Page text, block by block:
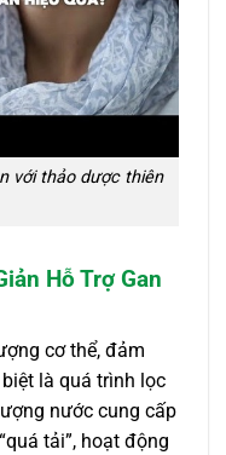
với thảo dược thiên
Hỗ Trợ Gan
cơ thể, đảm
là quá trình lọc
nước cung cấp
tải”, hoạt động